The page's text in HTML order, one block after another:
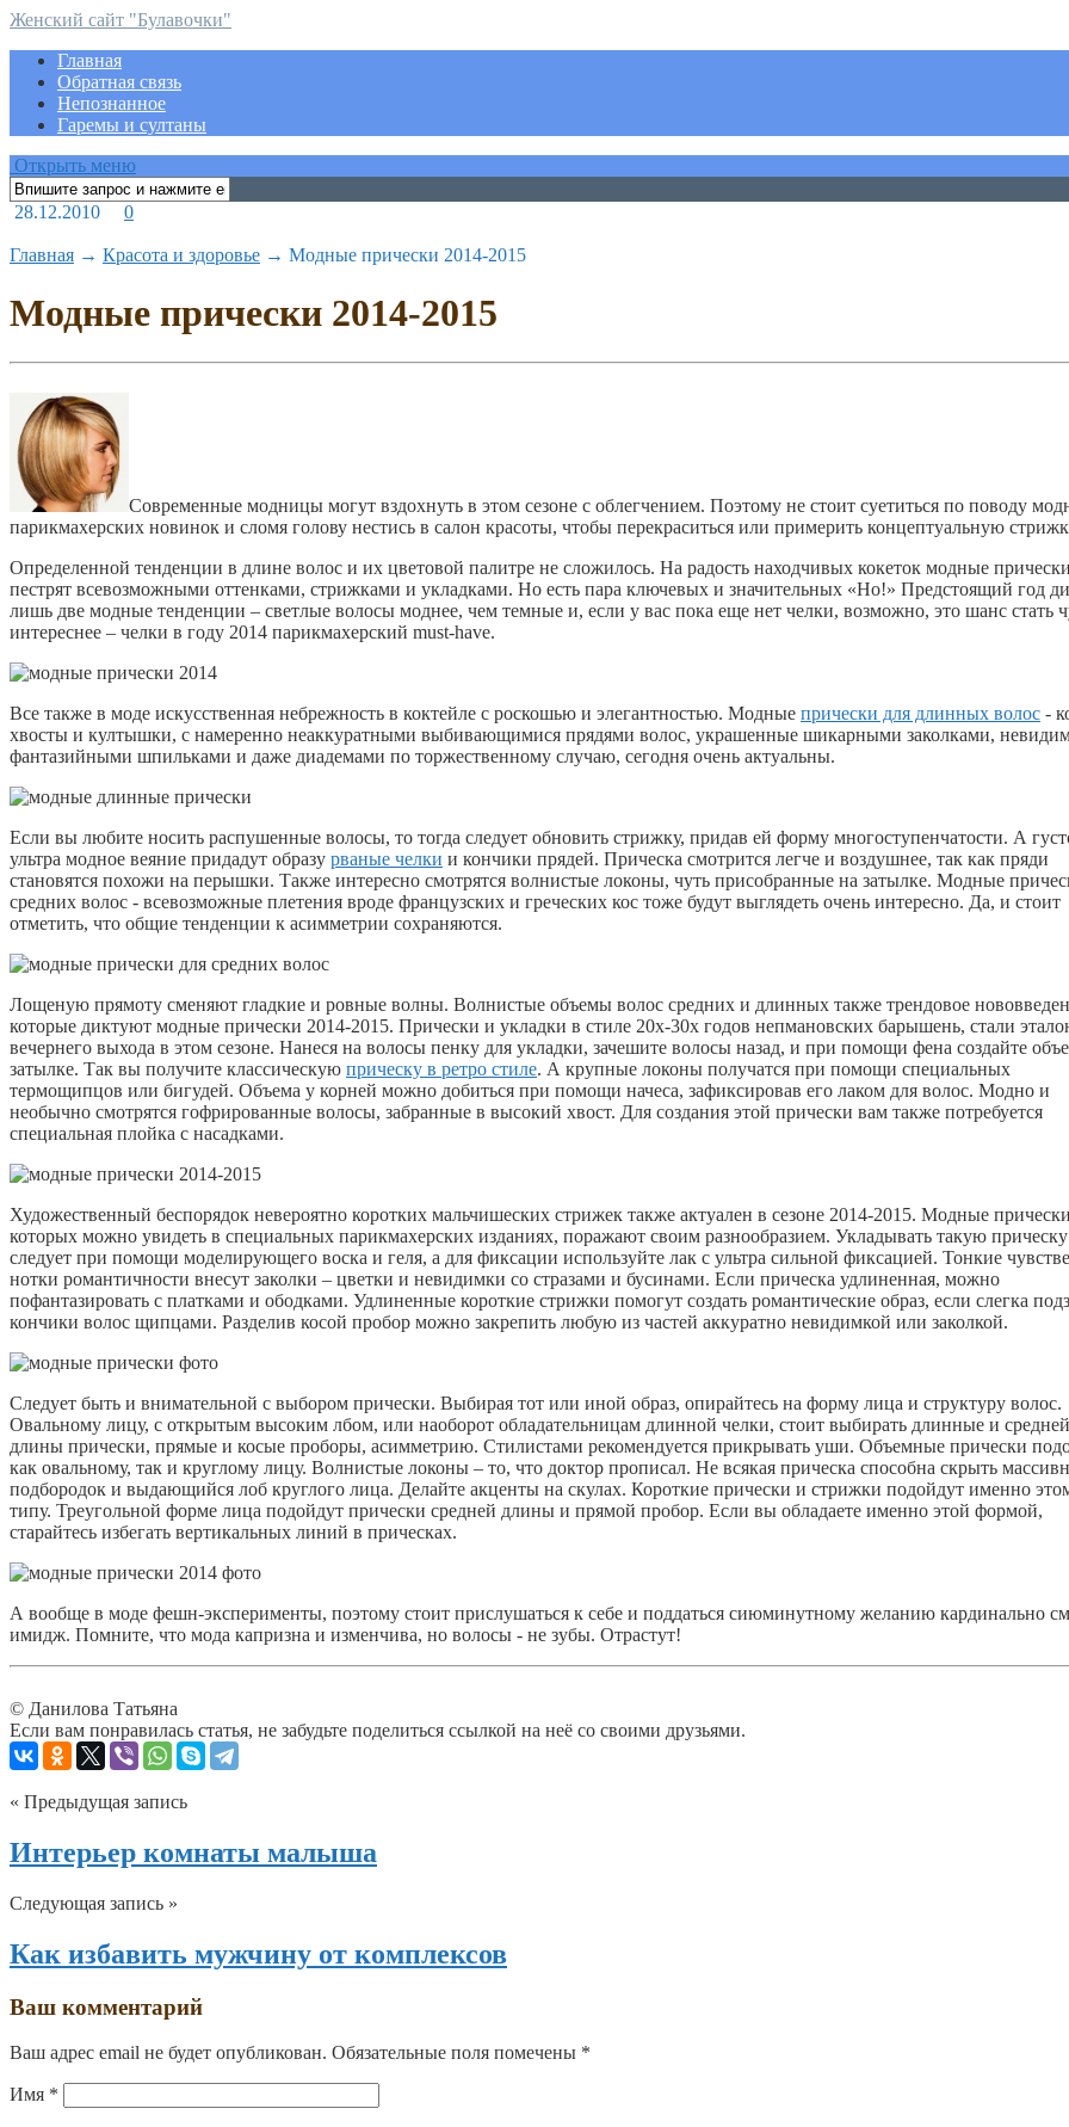
Женский сайт "Булавочки"
Главная
Обратная связь
Непознанное
Гаремы и султаны
Открыть меню
28.12.2010 0
Главная → Красота и здоровье → Модные прически 2014-2015
Модные прически 2014-2015
Современные модницы могут вздохнуть в этом сезоне с облегчением. Поэтому не стоит суетиться по поводу
парикмахерских новинок и сломя голову нестись в салон красоты, чтобы перекраситься или примерить концептуальную
Определенной тенденции в длине волос и их цветовой палитре не сложилось. На радость находчивых кокеток модные
пестрят всевозможными оттенками, стрижками и укладками. Но есть пара ключевых и значительных «Но!» Предстоящий год
лишь две модные тенденции – светлые волосы моднее, чем темные и, если у вас пока еще нет челки, возможно, это шанс стать
интереснее – челки в году 2014 парикмахерский must-have.
Все также в моде искусственная небрежность в коктейле с роскошью и элегантностью. Модные прически для длинных волос -
хвосты и култышки, с намеренно неаккуратными выбивающимися прядями волос, украшенные шикарными заколками,
фантазийными шпильками и даже диадемами по торжественному случаю, сегодня очень актуальны.
Если вы любите носить распушенные волосы, то тогда следует обновить стрижку, придав ей форму многоступенчатости. А
ультра модное веяние придадут образу рваные челки и кончики прядей. Прическа смотрится легче и воздушнее, так как пряди
становятся похожи на перышки. Также интересно смотрятся волнистые локоны, чуть присобранные на затылке. Модные
средних волос - всевозможные плетения вроде французских и греческих кос тоже будут выглядеть очень интересно. Да, и стоит
отметить, что общие тенденции к асимметрии сохраняются.
Лощеную прямоту сменяют гладкие и ровные волны. Волнистые объемы волос средних и длинных также трендовое
которые диктуют модные прически 2014-2015. Прически и укладки в стиле 20х-30х годов непмановских барышень, стали
вечернего выхода в этом сезоне. Нанеся на волосы пенку для укладки, зачешите волосы назад, и при помощи фена создайте
затылке. Так вы получите классическую прическу в ретро стиле. А крупные локоны получатся при помощи специальных
термощипцов или бигудей. Объема у корней можно добиться при помощи начеса, зафиксировав его лаком для волос. Модно и
необычно смотрятся гофрированные волосы, забранные в высокий хвост. Для создания этой прически вам также потребуется
специальная плойка с насадками.
Художественный беспорядок невероятно коротких мальчишеских стрижек также актуален в сезоне 2014-2015. Модные
которых можно увидеть в специальных парикмахерских изданиях, поражают своим разнообразием. Укладывать такую прическу
следует при помощи моделирующего воска и геля, а для фиксации используйте лак с ультра сильной фиксацией. Тонкие
нотки романтичности внесут заколки – цветки и невидимки со стразами и бусинами. Если прическа удлиненная, можно
пофантазировать с платками и ободками. Удлиненные короткие стрижки помогут создать романтические образ, если слегка
кончики волос щипцами. Разделив косой пробор можно закрепить любую из частей аккуратно невидимкой или заколкой.
Следует быть и внимательной с выбором прически. Выбирая тот или иной образ, опирайтесь на форму лица и структуру волос.
Овальному лицу, с открытым высоким лбом, или наоборот обладательницам длинной челки, стоит выбирать длинные и средней
длины прически, прямые и косые проборы, асимметрию. Стилистами рекомендуется прикрывать уши. Объемные прически
как овальному, так и круглому лицу. Волнистые локоны – то, что доктор прописал. Не всякая прическа способна скрыть
подбородок и выдающийся лоб круглого лица. Делайте акценты на скулах. Короткие прически и стрижки подойдут именно
типу. Треугольной форме лица подойдут прически средней длины и прямой пробор. Если вы обладаете именно этой формой,
старайтесь избегать вертикальных линий в прическах.
А вообще в моде фешн-эксперименты, поэтому стоит прислушаться к себе и поддаться сиюминутному желанию кардинально
имидж. Помните, что мода капризна и изменчива, но волосы - не зубы. Отрастут!
© Данилова Татьяна
Если вам понравилась статья, не забудьте поделиться ссылкой на неё со своими друзьями.
« Предыдущая запись
Интерьер комнаты малыша
Следующая запись »
Как избавить мужчину от комплексов
Ваш комментарий
Ваш адрес email не будет опубликован. Обязательные поля помечены *
Имя *